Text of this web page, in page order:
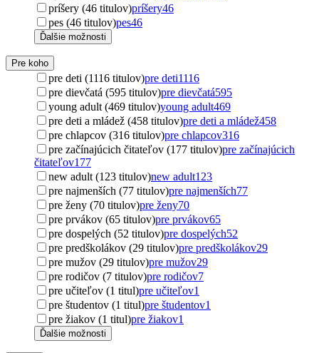
príšery (46 titulov)príšery46
pes (46 titulov)pes46
Ďalšie možnosti
Pre koho
pre deti (1116 titulov)pre deti1116
pre dievčatá (595 titulov)pre dievčatá595
young adult (469 titulov)young adult469
pre deti a mládež (458 titulov)pre deti a mládež458
pre chlapcov (316 titulov)pre chlapcov316
pre začínajúcich čitateľov (177 titulov)pre začínajúcich
čitateľov177
new adult (123 titulov)new adult123
pre najmenších (77 titulov)pre najmenších77
pre ženy (70 titulov)pre ženy70
pre prvákov (65 titulov)pre prvákov65
pre dospelých (52 titulov)pre dospelých52
pre predškolákov (29 titulov)pre predškolákov29
pre mužov (29 titulov)pre mužov29
pre rodičov (7 titulov)pre rodičov7
pre učiteľov (1 titul)pre učiteľov1
pre študentov (1 titul)pre študentov1
pre žiakov (1 titul)pre žiakov1
Ďalšie možnosti